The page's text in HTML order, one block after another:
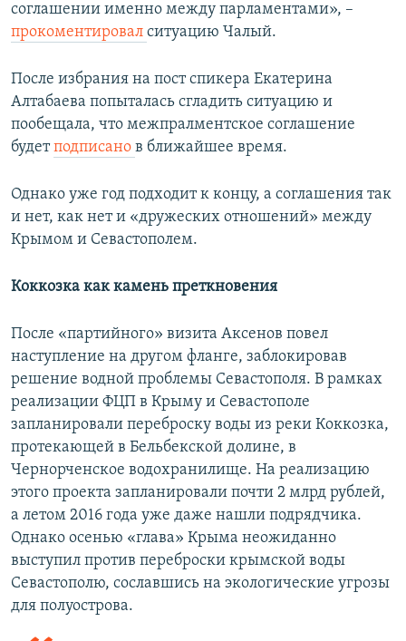
соглашении именно между парламентами», –
прокоментировал ситуацию Чалый.
После избрания на пост спикера Екатерина
Алтабаева попыталась сгладить ситуацию и
пообещала, что межпралментское соглашение
будетподписано в ближайшее время.
Однако уже год подходит к концу, а соглашения так
и нет, как нет и «дружеских отношений» между
Крымом и Севастополем.
Коккозка как камень преткновения
После «партийного» визита Аксенов повел
наступление на другом фланге, заблокировав
решение водной проблемы Севастополя. В рамках
реализации ФЦП в Крыму и Севастополе
запланировали переброску воды из реки Коккозка,
протекающей в Бельбекской долине, в
Чернорченское водохранилище. На реализацию
этого проекта запланировали почти 2 млрд рублей,
а летом 2016 года уже даже нашли подрядчика.
Однако осенью «глава» Крыма неожиданно
выступил против переброски крымской воды
Севастополю, сославшись на экологические угрозы
для полуострова.